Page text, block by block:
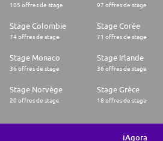
105 offres de stage 97 offres de stage
Stage Colombie
74 offres de stage
Stage Corée
71 offres de stage
Stage Monaco
36 offres de stage
Stage Irlande
36 offres de stage
Stage Norvège
20 offres de stage
Stage Grèce
18 offres de stage
iAgora